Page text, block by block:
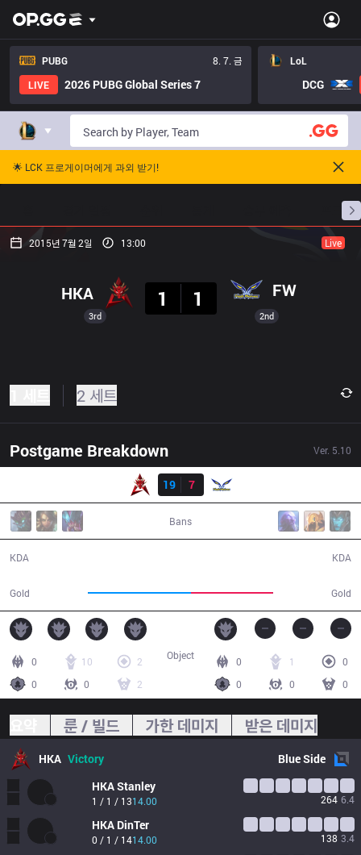
PUBG
8. 7. 금
LIVE
2026 PUBG Global Series 7
LoL
DCG
🌟 LCK 프로게이머에게 과외 받기!
프로빌
2015년 7월 2일 13:00 Live
3rd
HKA
1
1 FW
2nd
2 세트
Postgame Breakdown Ver. 5.10
19
7
Bans
KDA
Gold Gold
KDA
0 10
2
0
0 2
0 1
0
0
0 0
Object
룬 / 빌드 가한 데미지 받은 데미지
HKA Victory BlueSide
HKAStanley
1 / 1 / 1314.00 264 6.4
HKA DinTer
0 / 1 / 1414.00 138 3.4